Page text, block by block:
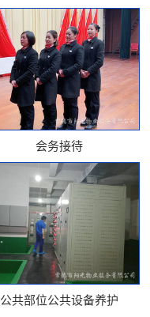
会务接待
公共部位公共设备养护